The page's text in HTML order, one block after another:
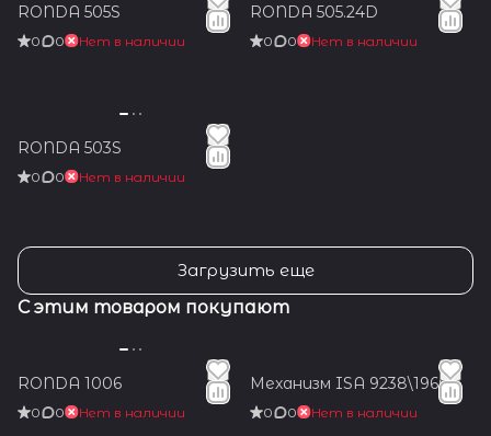
RONDA 505S
0 0 Нет в наличии
RONDA 505.24D
0 0 Нет в наличии
RONDA 503S
0 0 Нет в наличии
Загрузить еще
С этим товаром покупают
RONDA 1006
0 0 Нет в наличии
Механизм ISA 9238\1960
0 0 Нет в наличии